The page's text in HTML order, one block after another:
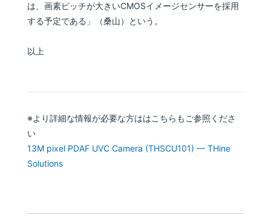
は、画素ピッチが大きいCMOSイメージセンサーを採用
する予定である」（桑山）という。
以上
※より詳細な情報が必要な方ははこちらもご参照くださ
い
13M pixel PDAF UVC Camera (THSCU101) — THine
Solutions